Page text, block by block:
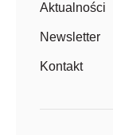
Aktualności
Newsletter
Kontakt